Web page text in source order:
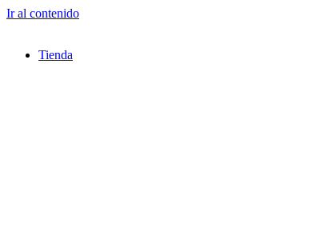
Ir al contenido
Tienda